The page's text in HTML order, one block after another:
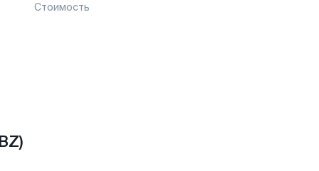
Стоимость